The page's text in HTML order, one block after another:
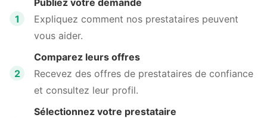
1
Expliquez comment nos prestataires peuvent
vous aider.
2
Comparez leurs offres
Recevez des offres de prestataires de confiance
et consultez leur profil.
Sélectionnez votre prestataire